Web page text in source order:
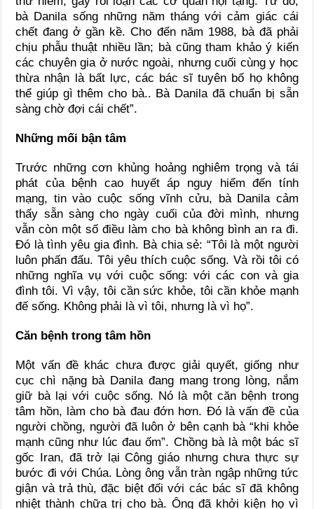
bà Danila sống những năm tháng với cảm giác cái
chết đang ở gần kề. Cho đến năm 1988, bà đã phải
chịu phẫu thuật nhiều lần; bà cũng tham khảo ý kiến
các chuyên gia ở nước ngoài, nhưng cuối cùng y học
thừa nhận là bất lực, các bác sĩ tuyên bố họ không
thể giúp gì thêm cho bà.. Bà Danila đã chuẩn bị sẵn
sàng chờ đợi cái chết”.
Những mối bận tâm
Trước những cơn khủng hoảng nghiêm trọng và tái
phát của bệnh cao huyết áp nguy hiểm đến tính
mạng, tin vào cuộc sống vĩnh cửu, bà Danila cảm
thấy sẵn sàng cho ngày cuối của đời mình, nhưng
vẫn còn một số điều làm cho bà không bình an ra đi.
Đó là tình yêu gia đình. Bà chia sẻ: “Tôi là một người
luôn phấn đấu. Tôi yêu thích cuộc sống. Và rồi tôi có
những nghĩa vụ với cuộc sống: với các con và gia
đình tôi. Vì vậy, tôi cần sức khỏe, tôi cần khỏe mạnh
đế sống. Không phải là vì tôi, nhưng là vì họ”.
Căn bệnh trong tâm hồn
Một vấn đề khác chưa được giải quyết, giống như
cục chì nặng bà Danila đang mang trong lòng, nắm
giữ bà lại với cuộc sống. Nó là một căn bệnh trong
tâm hồn, làm cho bà đau đớn hơn. Đó là vấn đề của
người chồng, người đã luôn ở bên cạnh bà “khi khỏe
mạnh cũng như lúc đau ốm”. Chồng bà là một bác sĩ
gốc Iran, đã trở lại Công giáo nhưng chưa thực sự
bước đi với Chúa. Lòng ông vẫn tràn ngập những tức
giận và trả thù, đặc biệt đối với các bác sĩ đã không
nhiệt thành chữa trị cho bà. Ông đã khởi kiện họ vì